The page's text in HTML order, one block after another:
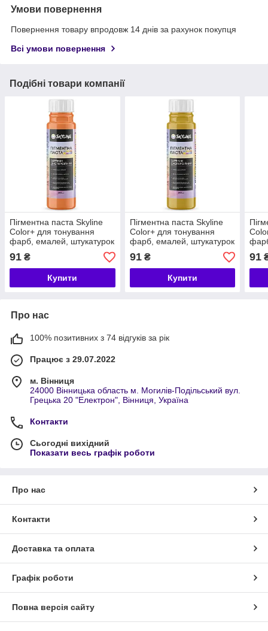
Умови повернення
Повернення товару впродовж 14 днів за рахунок покупця
Всі умови повернення
Подібні товари компанії
Пігментна паста Skyline
Color+ для тонування
фарб, емалей, штукатурок
91 ₴
Купити
Пігментна паста Skyline
Color+ для тонування
фарб, емалей, штукатурок
91₴
Купити
91
Про нас
100% позитивних з 74 відгуків за рік
Працює з 29.07.2022
м. Вінниця
24000 Вінницька область м. Могилів-Подільський вул.
Грецька 20 "Електрон", Вінниця, Україна
Контакти
Сьогодні вихідний
Показати весь графік роботи
Про нас
Контакти
Доставка та оплата
Графік роботи
Повна версія сайту